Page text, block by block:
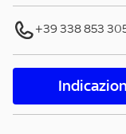
+39 338 853